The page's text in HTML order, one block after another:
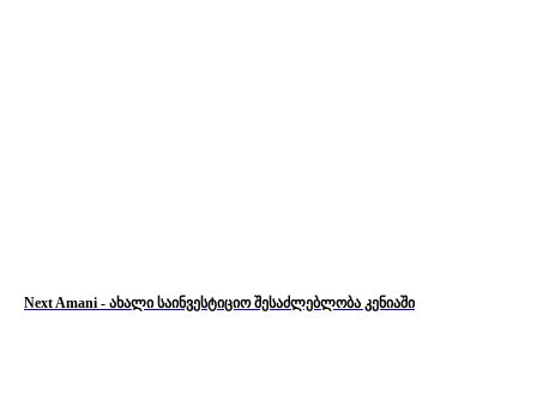
Next Amani - ახალი საინვესტიციო შესაძლებლობა კენიაში